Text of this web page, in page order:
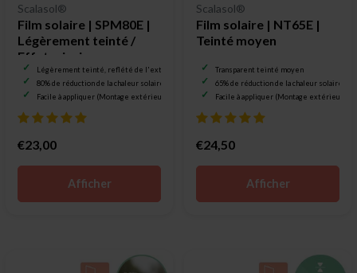
Scalasol®
Film solaire | SPM80E |
Légèrement teinté /
Effet miroir
Légèrement teinté, reflété de l'extérieur
80% de réduction de la chaleur solaire
Facile à appliquer (Montage extérieur)
€23,00
Afficher
Scalasol®
Film solaire | NT65E |
Teinté moyen
Transparent teinté moyen
65% de réduction de la chaleur solaire
Facile à appliquer (Montage extérieur)
€24,50
Afficher